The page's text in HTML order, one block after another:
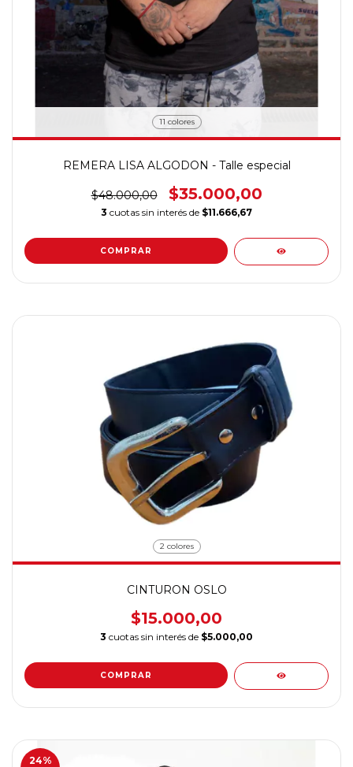
11 colores
REMERA LISA ALGODON - Talle especial
$48.000,00 $35.000,00
3 cuotas sin interés de $11.666,67
COMPRAR
2 colores
CINTURON OSLO
$15.000,00
3 cuotas sin interés de $5.000,00
COMPRAR
24%